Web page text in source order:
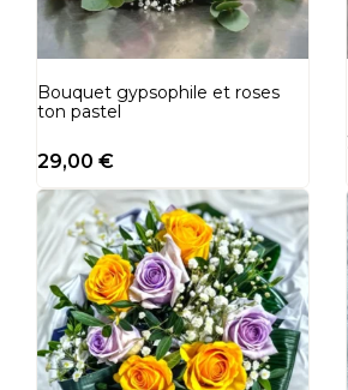
Bouquet gypsophile et roses
ton pastel
29,00 €